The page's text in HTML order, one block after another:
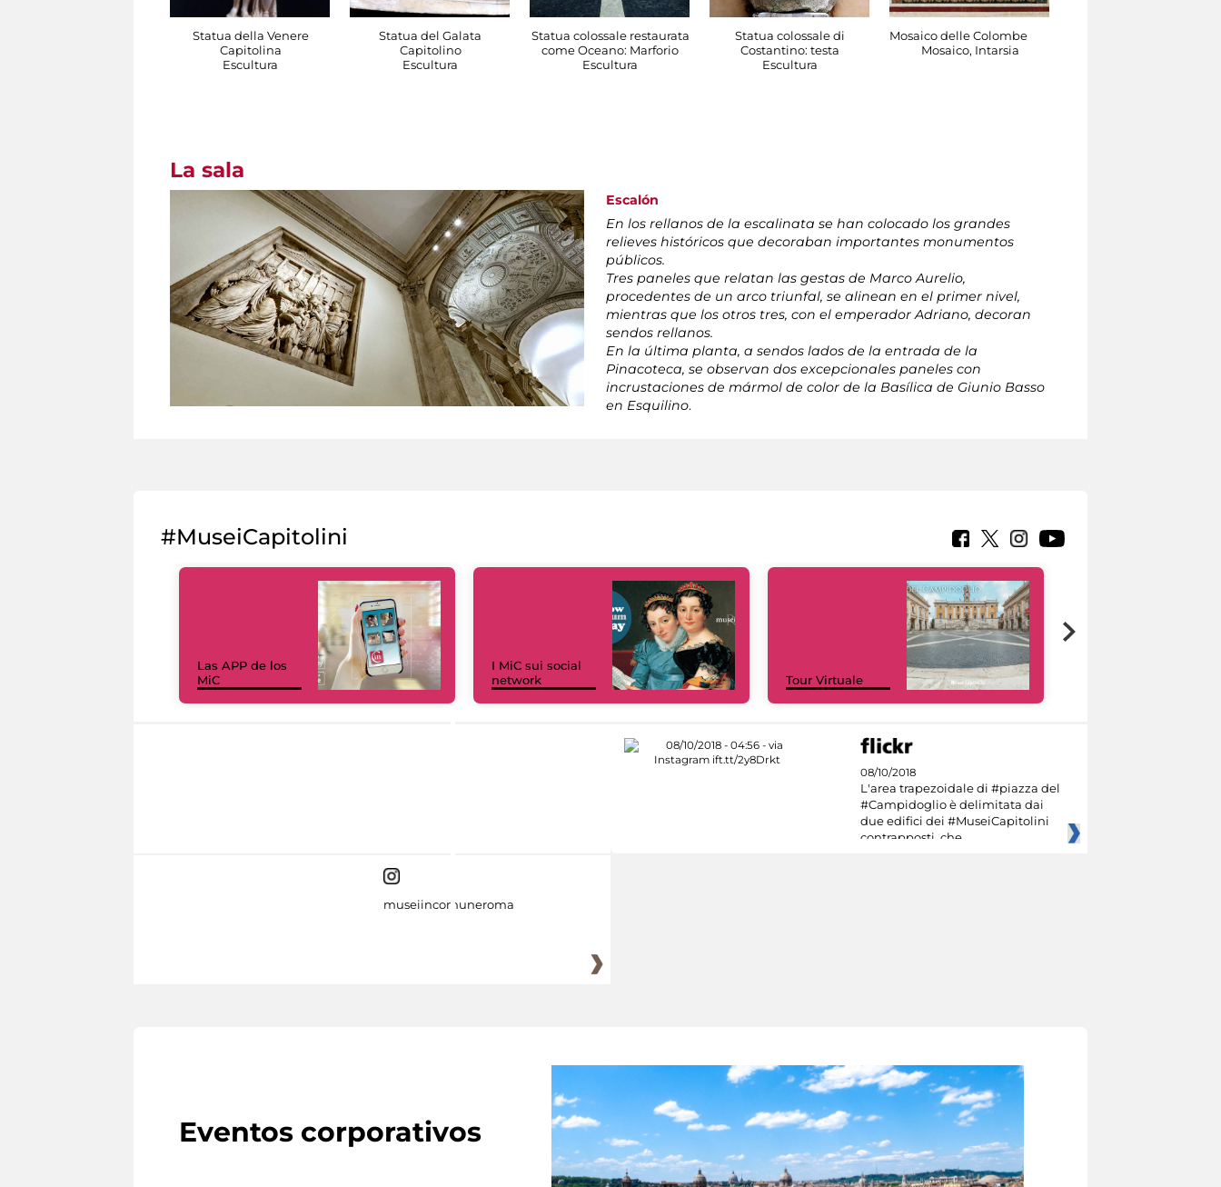
Statua della Venere
Capitolina
Escultura
Statua del Galata
Capitolino
Escultura
Statua colossale restaurata
come Oceano: Marforio
Escultura
Statua colossale di
Costantino: testa
Escultura
Mosaico delle Colombe
Mosaico, Intarsia
La sala
Escalón
En los rellanos de la escalinata se han colocado los grandes
relieves históricos que decoraban importantes monumentos
públicos.
Tres paneles que relatan las gestas de Marco Aurelio,
procedentes de un arco triunfal, se alinean en el primer nivel,
mientras que los otros tres, con el emperador Adriano, decoran
sendos rellanos.
En la última planta, a sendos lados de la entrada de la
Pinacoteca, se observan dos excepcionales paneles con
incrustaciones de mármol de color de la Basílica de Giunio Basso
en Esquilino.
#MuseiCapitolini
Las APP de los
MiC
I MiC sui social
network
Tour Virtuale
08/10/2018
L'area trapezoidale di #piazza del
#Campidoglio è delimitata dai
due edifici dei #MuseiCapitolini
contrapposti, che
museiincomuneroma
Eventos corporativos